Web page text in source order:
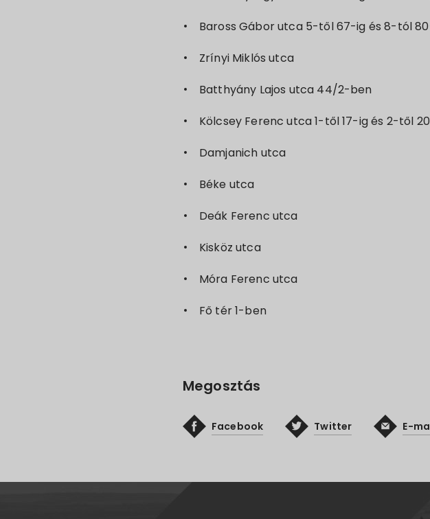
Baross Gábor utca 5-től 67-ig és 8-tól
Zrínyi Miklós utca
Batthyány Lajos utca 44/2-ben
Kölcsey Ferenc utca 1-től 17-ig és 2-től
Damjanich utca
Béke utca
Deák Ferenc utca
Kisköz utca
Móra Ferenc utca
Fő tér 1-ben
Megosztás
Facebook Twitter E-